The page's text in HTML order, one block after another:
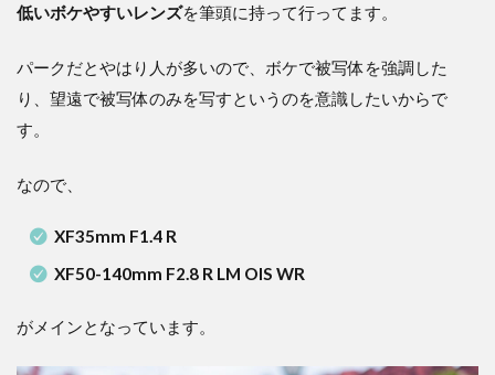
低いボケやすいレンズを筆頭に持って行ってます。
パークだとやはり人が多いので、ボケで被写体を強調した
り、望遠で被写体のみを写すというのを意識したいからで
す。
なので、
XF35mm F1.4 R
XF50-140mm F2.8 R LM OIS WR
がメインとなっています。